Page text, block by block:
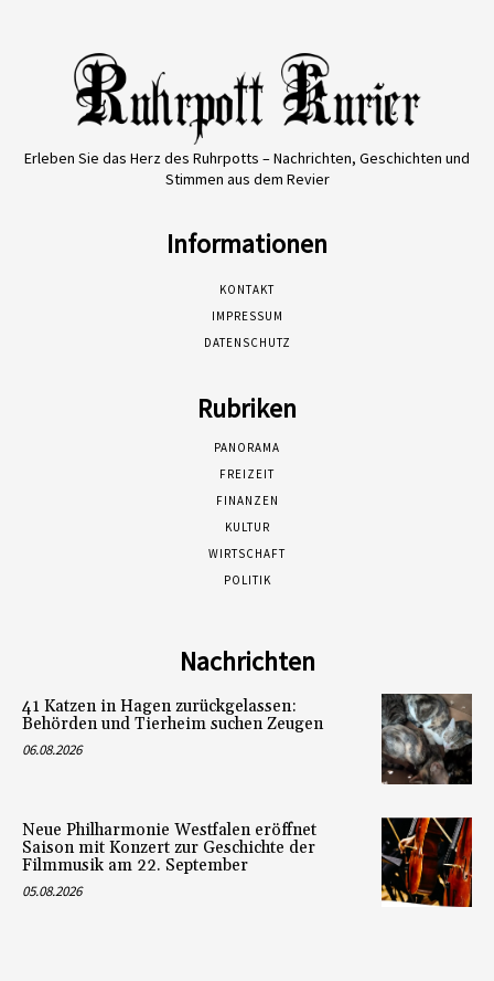
Erleben Sie das Herz des Ruhrpotts – Nachrichten, Geschichten und
Stimmen aus dem Revier
Informationen
KONTAKT
IMPRESSUM
DATENSCHUTZ
Rubriken
PANORAMA
FREIZEIT
FINANZEN
KULTUR
WIRTSCHAFT
POLITIK
Nachrichten
41 Katzen in Hagen zurückgelassen:
Behörden und Tierheim suchen Zeugen
06.08.2026
Neue Philharmonie Westfalen eröffnet
Saison mit Konzert zur Geschichte der
Filmmusik am 22. September
05.08.2026